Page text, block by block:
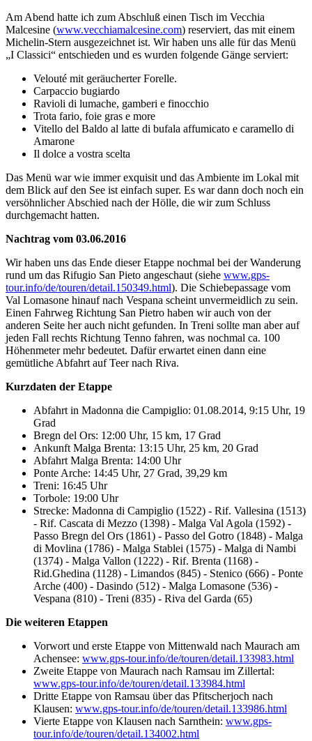
Am Abend hatte ich zum Abschluß einen Tisch im Vecchia
Malcesine (www.vecchiamalcesine.com) reserviert, das mit einem
Michelin-Stern ausgezeichnet ist. Wir haben uns alle für das Menü
„I Classici“ entschieden und es wurden folgende Gänge serviert:
Velouté mit geräucherter Forelle.
Carpaccio bugiardo
Ravioli di lumache, gamberi e finocchio
Trota fario, foie gras e more
Vitello del Baldo al latte di bufala affumicato e caramello di
Amarone
Il dolce a vostra scelta
Das Menü war wie immer exquisit und das Ambiente im Lokal mit
dem Blick auf den See ist einfach super. Es war dann doch noch ein
versöhnlicher Abschied nach der Hölle, die wir zum Schluss
durchgemacht hatten.
Nachtrag vom 03.06.2016
Wir haben uns das Ende dieser Etappe nochmal bei der Wanderung
rund um das Rifugio San Pieto angeschaut (siehe www.gps-
tour.info/de/touren/detail.150349.html). Die Schiebepassage vom
Val Lomasone hinauf nach Vespana scheint unvermeidlich zu sein.
Einen Fahrweg Richtung San Pietro haben wir auch von der
anderen Seite her auch nicht gefunden. In Treni sollte man aber auf
jeden Fall rechts Richtung Tenno fahren, was nochmal ca. 100
Höhenmeter mehr bedeutet. Dafür erwartet einen dann eine
gemütliche Abfahrt auf Teer nach Riva.
Kurzdaten der Etappe
Abfahrt in Madonna die Campiglio: 01.08.2014, 9:15 Uhr, 19
Grad
Bregn del Ors: 12:00 Uhr, 15 km, 17 Grad
Ankunft Malga Brenta: 13:15 Uhr, 25 km, 20 Grad
Abfahrt Malga Brenta: 14:00 Uhr
Ponte Arche: 14:45 Uhr, 27 Grad, 39,29 km
Treni: 16:45 Uhr
Torbole: 19:00 Uhr
Strecke: Madonna di Campiglio (1522) - Rif. Vallesina (1513)
- Rif. Cascata di Mezzo (1398) - Malga Val Agola (1592) -
Passo Bregn del Ors (1861) - Passo del Gotro (1848) - Malga
di Movlina (1786) - Malga Stablei (1575) - Malga di Nambi
(1374) - Malga Vallon (1222) - Rif. Brenta (1168) -
Rid.Ghedina (1128) - Limandos (845) - Stenico (666) - Ponte
Arche (400) - Dasindo (512) - Malga Lomasone (536) -
Vespana (810) - Treni (835) - Riva del Garda (65)
Die weiteren Etappen
Vorwort und erste Etappe von Mittenwald nach Maurach am
Achensee: www.gps-tour.info/de/touren/detail.133983.html
Zweite Etappe von Maurach nach Ramsau im Zillertal:
www.gps-tour.info/de/touren/detail.133984.html
Dritte Etappe von Ramsau über das Pfitscherjoch nach
Klausen: www.gps-tour.info/de/touren/detail.133986.html
Vierte Etappe von Klausen nach Sarnthein: www.gps-
tour.info/de/touren/detail.134002.html